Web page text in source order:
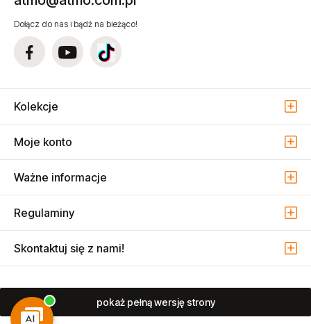
Dołącz do nas i bądź na bieżąco!
Kolekcje
Moje konto
Ważne informacje
Regulaminy
Skontaktuj się z nami!
pokaż pełną wersję strony